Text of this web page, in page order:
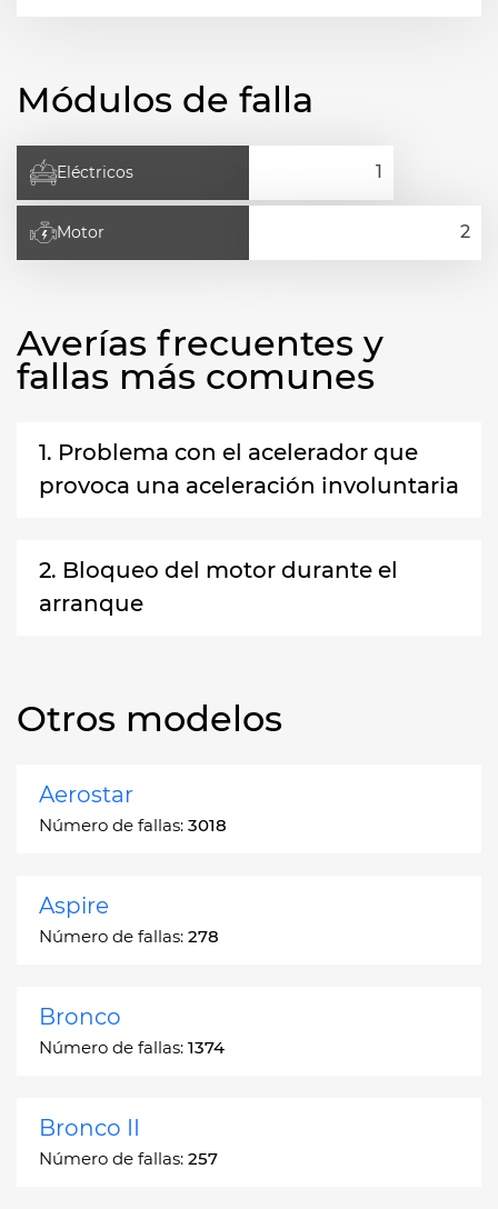
Módulos de falla
Eléctricos
Motor
Averías frecuentes y
fallas más comunes
1. Problema con el acelerador que
provoca una aceleración involuntaria
2. Bloqueo del motor durante el
arranque
Otros modelos
Aerostar
Número de fallas: 3018
Aspire
Número de fallas: 278
Bronco
Número de fallas: 1374
Bronco II
Número de fallas: 257